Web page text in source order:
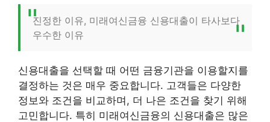
진정한 이유, 미래여신금융 신용대출이 타사보다
우수한 이유
신용대출을 선택할 때 어떤 금융기관을 이용할지를
결정하는 것은 매우 중요합니다. 고객들은 다양한
정보와 조건을 비교하며, 더 나은 조건을 찾기 위해
고민합니다. 특히 미래여신금융의 신용대출은 많은